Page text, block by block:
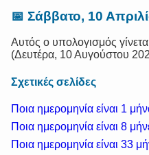
📅 Σάββατο, 10
Αυτός ο υπολογισμός
(Δευτέρα, 10 Αυγούστου
Σχετικές σελίδες
Ποια ημερομηνία είναι 1
Ποια ημερομηνία είναι 8
Ποια ημερομηνία είναι 33